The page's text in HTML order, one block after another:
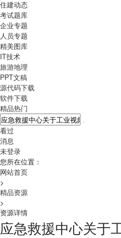
住建动态
考试题库
企业专题
人员专题
精美图库
IT技术
旅游地理
PPT文稿
源代码下载
软件下载
精品热门
看过
消息
未登录
您所在位置：
网站首页
>
精品资源
>
资源详情
应急救援中心关于